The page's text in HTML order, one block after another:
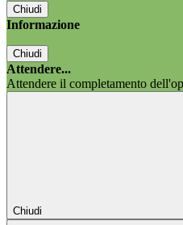
Chiudi
Informazione
Chiudi
Attendere...
Attendere il completamento
Chiudi